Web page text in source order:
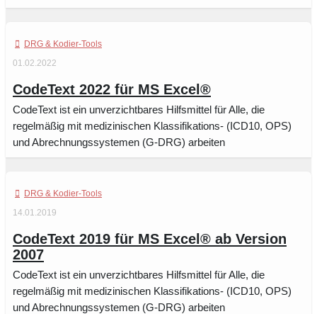
DRG & Kodier-Tools
01.02.2022
CodeText 2022 für MS Excel®
CodeText ist ein unverzichtbares Hilfsmittel für Alle, die
regelmäßig mit medizinischen Klassifikations- (ICD10, OPS)
und Abrechnungssystemen (G-DRG) arbeiten
DRG & Kodier-Tools
14.01.2019
CodeText 2019 für MS Excel® ab Version
2007
CodeText ist ein unverzichtbares Hilfsmittel für Alle, die
regelmäßig mit medizinischen Klassifikations- (ICD10, OPS)
und Abrechnungssystemen (G-DRG) arbeiten